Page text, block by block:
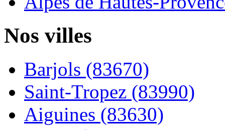
Nos villes
Barjols (83670)
Saint-Tropez (83990)
Aiguines (83630)